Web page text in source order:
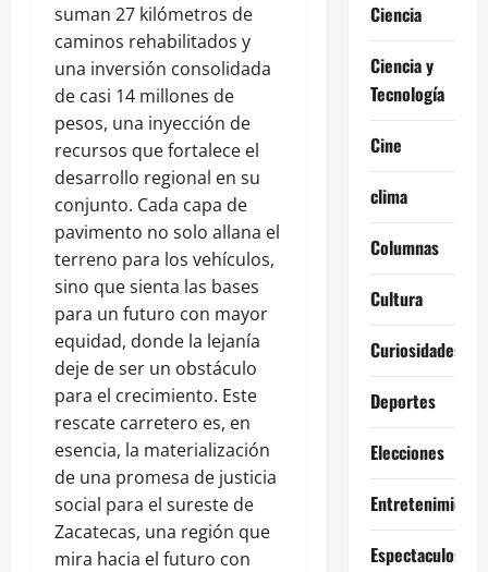
suman 27 kilómetros de
caminos rehabilitados y
una inversión consolidada
de casi 14 millones de
pesos, una inyección de
recursos que fortalece el
desarrollo regional en su
conjunto. Cada capa de
pavimento no solo allana el
terreno para los vehículos,
sino que sienta las bases
para un futuro con mayor
equidad, donde la lejanía
deje de ser un obstáculo
para el crecimiento. Este
rescate carretero es, en
esencia, la materialización
de una promesa de justicia
social para el sureste de
Zacatecas, una región que
mira hacia el futuro con
Ciencia
Ciencia y
Tecnología
Cine
clima
Columnas
Cultura
Curiosidades
Deportes
Elecciones
Entretenimiento
Espectaculos